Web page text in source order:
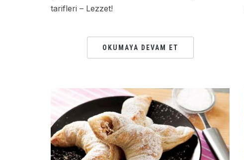
tarifleri – Lezzet!
OKUMAYA DEVAM ET